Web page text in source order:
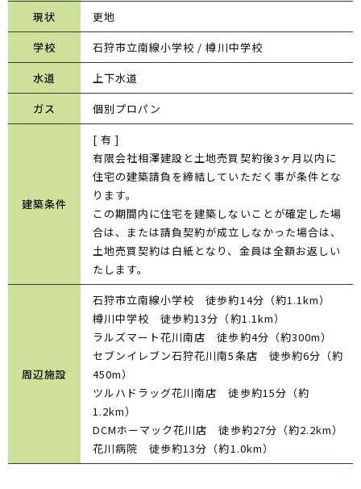
現状
更地
学校
石狩市立南線小学校 / 樽川中学校
水道
上下水道
ガス
個別プロパン
建築条件
[ 有 ]
有限会社相澤建設と土地売買契約後3ヶ月以内に
住宅の建築請負を締結していただく事が条件とな
ります。
この期間内に住宅を建築しないことが確定した場
合は、または請負契約が成立しなかった場合は、
土地売買契約は白紙となり、金員は全額お返しい
たします。
周辺施設
石狩市立南線小学校 徒歩約14分（約1.1km）
樽川中学校 徒歩約13分（約1.1km）
ラルズマート花川南店 徒歩約4分（約300m）
セブンイレブン石狩花川南5条店 徒歩約6分（約
450m）
ツルハドラッグ花川南店 徒歩約15分（約
1.2km）
DCMホーマック花川店 徒歩約27分（約2.2km）
花川病院 徒歩約13分（約1.0km）